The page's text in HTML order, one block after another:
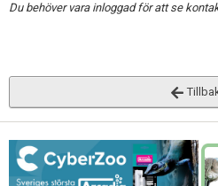
Du behöver vara inloggad för att se